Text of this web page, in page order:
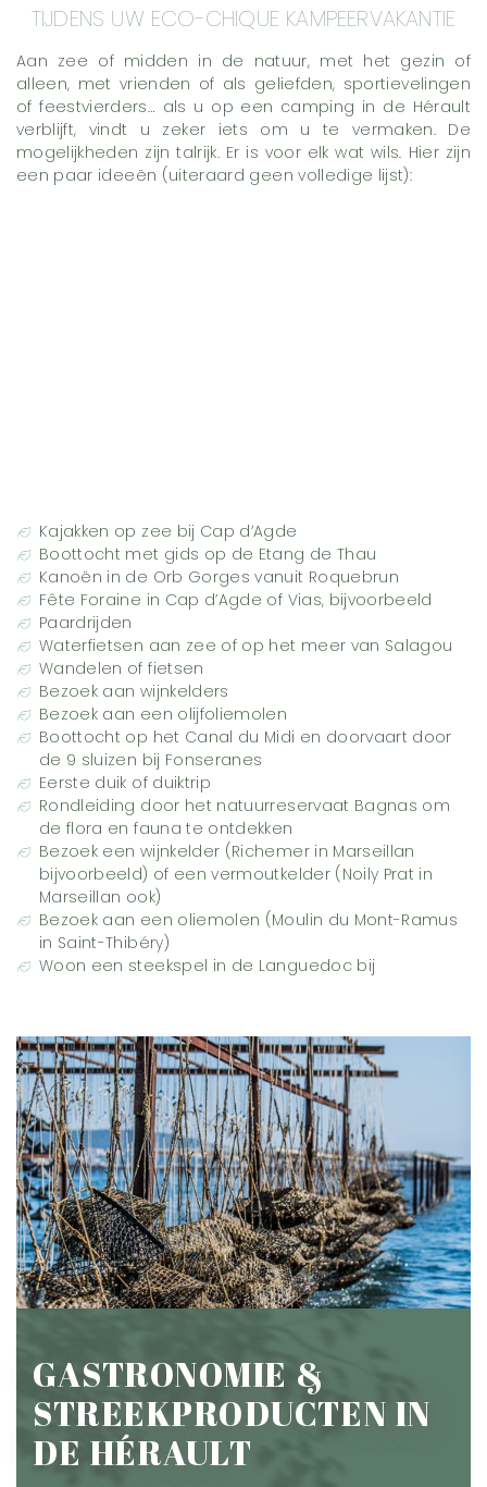
TIJDENS UW ECO-CHIQUE KAMPEERVAKANTIE
Aan zee of midden in de natuur, met het gezin of
alleen, met vrienden of als geliefden, sportievelingen
of feestvierders… als u op een camping in de Hérault
verblijft, vindt u zeker iets om u te vermaken. De
mogelijkheden zijn talrijk. Er is voor elk wat wils. Hier zijn
een paar ideeën (uiteraard geen volledige lijst):
Kajakken op zee bij Cap d’Agde
Boottocht met gids op de Etang de Thau
Kanoën in de Orb Gorges vanuit Roquebrun
Fête Foraine in Cap d’Agde of Vias, bijvoorbeeld
Paardrijden
Waterfietsen aan zee of op het meer van Salagou
Wandelen of fietsen
Bezoek aan wijnkelders
Bezoek aan een olijfoliemolen
Boottocht op het Canal du Midi en doorvaart door
de 9 sluizen bij Fonseranes
Eerste duik of duiktrip
Rondleiding door het natuurreservaat Bagnas om
de flora en fauna te ontdekken
Bezoek een wijnkelder (Richemer in Marseillan
bijvoorbeeld) of een vermoutkelder (Noily Prat in
Marseillan ook)
Bezoek aan een oliemolen (Moulin du Mont-Ramus
in Saint-Thibéry)
Woon een steekspel in de Languedoc bij
GASTRONOMIE &
STREEKPRODUCTEN IN
DE HÉRAULT